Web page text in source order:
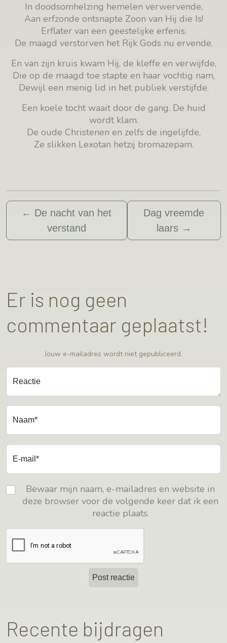
In doodsomhelzing hemelen verwervende,
Aan erfzonde ontsnapte Zoon van Hij die Is!
Erflater van een geestelijke erfenis.
De maagd verstorven het Rijk Gods nu ervende.
En van zijn kruis kwam Hij, de kleffe en verwijfde,
Die op de maagd toe stapte en haar vochtig nam,
Dewijl een menig lid in het publiek verstijfde.
Een koele tocht waait door de gang. De huid
wordt klam.
De oude Christenen en zelfs de ingelijfde,
Ze slikken Lexotan hetzij bromazepam.
← De nacht van het
verstand
Dag vreemde
laars →
Er is nog geen
commentaar geplaatst!
Jouw e-mailadres wordt niet gepubliceerd.
Reactie
Naam*
E-mail*
Bewaar mijn naam, e-mailadres en website in
deze browser voor de volgende keer dat ik een
reactie plaats.
Recente bijdragen